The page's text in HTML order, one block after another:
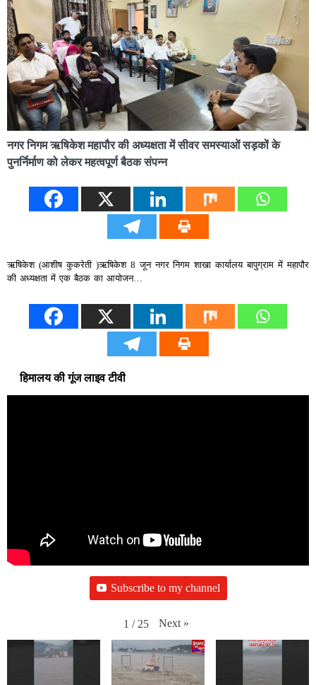
नगर निगम ऋषिकेश महापौर की अध्यक्षता में सीवर समस्याओं सड़कों के
पुनर्निर्माण को लेकर महत्वपूर्ण बैठक संपन्न
ऋषिकेश (आशीष कुकरेती )ऋषिकेश 8 जून नगर निगम शाखा कार्यालय बापुग्राम में महापौर
की अध्यक्षता में एक बैठक का आयोजन…
हिमालय की गूंज लाइव टीवी
Subscribe to my channel
1 / 25 Next »